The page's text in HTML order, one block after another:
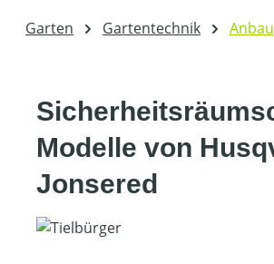
Garten Gartentechnik
Modelle von
Jonsered